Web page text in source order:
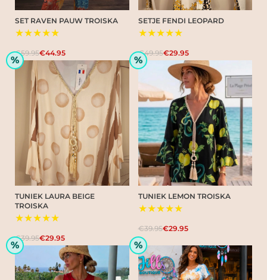
SET RAVEN PAUW TROISKA
★★★★★
€59.95€44.95
SETJE FENDI LEOPARD
★★★★★
€49.95€29.95
%
TUNIEK LAURA BEIGE
TROISKA
★★★★★
€39.95€29.95
%
TUNIEK LEMON TROISKA
★★★★★
€39.95€29.95
% %